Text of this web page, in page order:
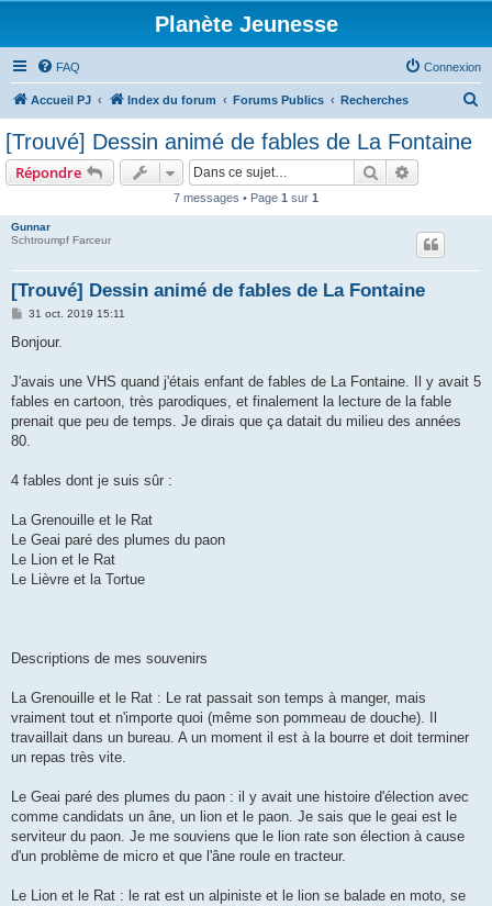
Planète Jeunesse
FAQ Connexion
Accueil PJ Index du forum Forums Publics Recherches
[Trouvé] Dessin animé de fables de La Fontaine
Répondre Rechercher
7 messages • Page 1 sur 1
Gunnar
Schtroumpf Farceur
[Trouvé] Dessin animé de fables de La Fontaine
M
s
g
31 oct. 2019 15:11
Bonjour.
J'avais une VHS quand j'étais enfant de fables de La Fontaine. Il y avait 5
fables en cartoon, très parodiques, et finalement la lecture de la fable
prenait que peu de temps. Je dirais que ça datait du milieu des années
80.
4 fables dont je suis sûr :
La Grenouille et le Rat
Le Geai paré des plumes du paon
Le Lion et le Rat
Le Lièvre et la Tortue
Descriptions de mes souvenirs
La Grenouille et le Rat : Le rat passait son temps à manger, mais
vraiment tout et n'importe quoi (même son pommeau de douche). Il
travaillait dans un bureau. A un moment il est à la bourre et doit terminer
un repas très vite.
Le Geai paré des plumes du paon : il y avait une histoire d'élection avec
comme candidats un âne, un lion et le paon. Je sais que le geai est le
serviteur du paon. Je me souviens que le lion rate son élection à cause
d'un problème de micro et que l'âne roule en tracteur.
Le Lion et le Rat : le rat est un alpiniste et le lion se balade en moto, se